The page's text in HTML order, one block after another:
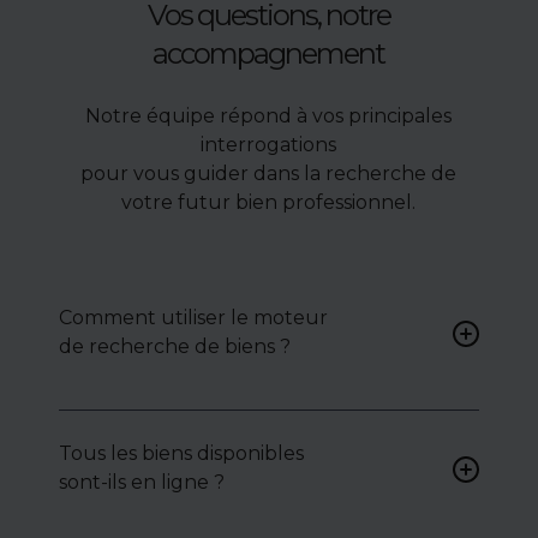
Vos questions, notre
accompagnement
Notre équipe répond à vos principales
interrogations
pour vous guider dans la recherche de
votre futur bien professionnel.
Comment utiliser le moteur
de recherche de biens ?
pour accéder à une liste de
biens ciblés.
Tous les biens disponibles
sont-ils en ligne ?